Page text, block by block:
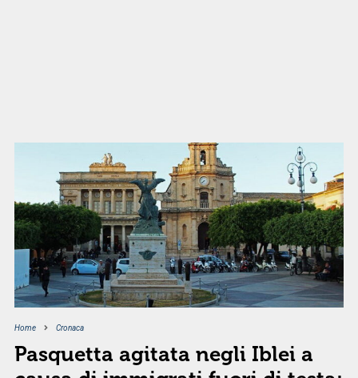
Home Cronaca
Pasquetta agitata negli Iblei a